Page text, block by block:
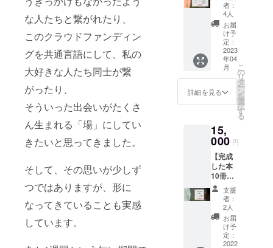
な人たちと繋がれたり、
このクラウドファンディン
グを共通言語にして、私の
大好きな人たち同士が繋
がったり、
そういった出会いがたくさ
ん生まれる「場」にしてい
きたいと思ってきました。
そして、その思いが少しず
つではありますが、形に
なってきていることも実感
しています。
及び日
程は別
途メー
ルにて
調整さ
せて頂
きま
す。 ※
リター
ンの有
8月末日
といた
しま
す。
をし
て、 ど
んな地
域でど
んなこ
とがで
きるの
かを一
緒に考
えま
所・人
は長野
県にゆ
かりが
ある人
が多い
かと思
います
が、今
まで私
が知り
合って
イベン
トのゲ
ストに
呼べる
権利】
塩尻に
飛び込
んで活
動して
いた時
のこと
イベン
トでお
話しし
ます！
東京の
大学に
通いな
がら地
方に飛
び込ん
だ話、
まちづ
くりっ
者：
4人
お届
け予
定：
2023
年04
月
詳細を見る
こ
の
リ
タ
ー
ン
を
選
択
す
る
15,
000 円
【完成
した本
10冊送
りま
す！】
ゲスト
ハウ
ス・
シェア
ハウ
支援
者：
2人
お届
け予
定：
2022